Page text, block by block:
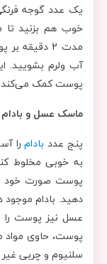
یک عدد گوجه‌
خوب هم بزنید
مدت 2
آب ولرم بشویید.
پوست کمک می‌کند.
ماسک عسل و بادام
پنج عدد بادامرا
پوست صورت خود
دهید. بادام
عسل نیز پوست را
سلنیوم و چربی